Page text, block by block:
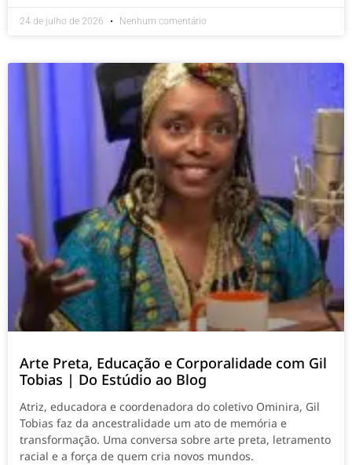
24 de julho de 2026 Nenhum comentário
Arte Preta, Educação e Corporalidade com Gil
Tobias | Do Estúdio ao Blog
Atriz, educadora e coordenadora do coletivo Ominira, Gil
Tobias faz da ancestralidade um ato de memória e
transformação. Uma conversa sobre arte preta, letramento
racial e a força de quem cria novos mundos.